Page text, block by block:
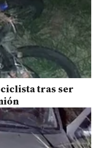
tras ser